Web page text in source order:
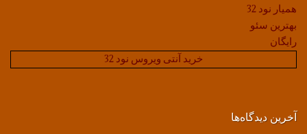
همیار نود 32
بهترین سئو
رایگان
خرید آنتی ویروس نود 32
آخرین دیدگاه‌ها